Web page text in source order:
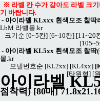
※ 라벨 칸 수가 같아도 라벨 크
기 바랍니다.
- 아이라벨 KLxxx 흰색모조 찰딱
LbM 라벨몰.kr
크기순 [0~5칸] [6~10칸] [11~20
- 아이라벨 KL5xx 흰색모조 찰딱
몰.kr
모델번호순 [KL2xx] [KL4xx]
[타원형] [
아이라벨
점착력) [80매]